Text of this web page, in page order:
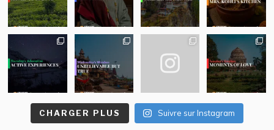
CHARGER PLUS Suivre sur Instagram